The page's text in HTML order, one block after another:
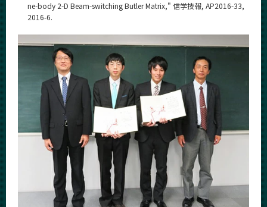
ne-body 2-D Beam-switching Butler Matrix," 信学技報, AP2016-33,
2016-6.